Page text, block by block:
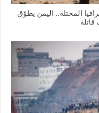
المحتلة.. اليمن يطوّق